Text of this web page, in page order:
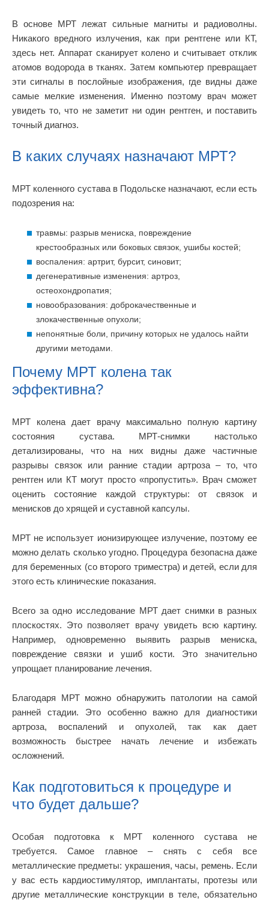
В основе МРТ лежат сильные магниты и радиоволны.
Никакого вредного излучения, как при рентгене или КТ,
здесь нет. Аппарат сканирует колено и считывает отклик
атомов водорода в тканях. Затем компьютер превращает
эти сигналы в послойные изображения, где видны даже
самые мелкие изменения. Именно поэтому врач может
увидеть то, что не заметит ни один рентген, и поставить
точный диагноз.
В каких случаях назначают МРТ?
МРТ коленного сустава в Подольске назначают, если есть
подозрения на:
травмы: разрыв мениска, повреждение
крестообразных или боковых связок, ушибы костей;
воспаления: артрит, бурсит, синовит;
дегенеративные изменения: артроз,
остеохондропатия;
новообразования: доброкачественные и
злокачественные опухоли;
непонятные боли, причину которых не удалось найти
другими методами.
Почему МРТ колена так
эффективна?
МРТ колена дает врачу максимально полную картину
состояния сустава. МРТ-снимки настолько
детализированы, что на них видны даже частичные
разрывы связок или ранние стадии артроза – то, что
рентген или КТ могут просто «пропустить». Врач сможет
оценить состояние каждой структуры: от связок и
менисков до хрящей и суставной капсулы.
МРТ не использует ионизирующее излучение, поэтому ее
можно делать сколько угодно. Процедура безопасна даже
для беременных (со второго триместра) и детей, если для
этого есть клинические показания.
Всего за одно исследование МРТ дает снимки в разных
плоскостях. Это позволяет врачу увидеть всю картину.
Например, одновременно выявить разрыв мениска,
повреждение связки и ушиб кости. Это значительно
упрощает планирование лечения.
Благодаря МРТ можно обнаружить патологии на самой
ранней стадии. Это особенно важно для диагностики
артроза, воспалений и опухолей, так как дает
возможность быстрее начать лечение и избежать
осложнений.
Как подготовиться к процедуре и
что будет дальше?
Особая подготовка к МРТ коленного сустава не
требуется. Самое главное – снять с себя все
металлические предметы: украшения, часы, ремень. Если
у вас есть кардиостимулятор, имплантаты, протезы или
другие металлические конструкции в теле, обязательно